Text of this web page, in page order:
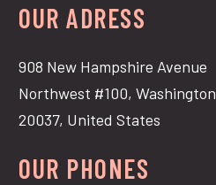
OUR ADRESS
908 New Hampshire Avenue
Northwest #100, Washington
20037, United States
OUR PHONES